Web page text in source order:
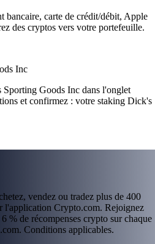
bancaire, carte de crédit/débit, Apple
des cryptos vers votre portefeuille.
Inc
Goods Inc dans l'onglet
et confirmez : votre staking Dick's
vendez ou tradez plus de 400
l'application Crypto.com. Rejoignez
% de récompenses crypto sur chaque
Conditions applicables.